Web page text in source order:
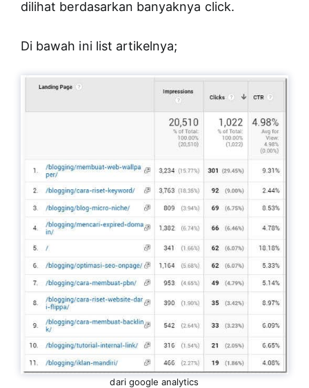
dilihat berdasarkan banyaknya click.
Di bawah ini list artikelnya;
dari google analytics